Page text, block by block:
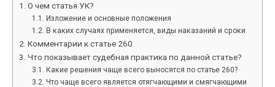
О чем статья УК?
Изложение и основные положения
В каких случаях применяется, виды наказаний и сроки
Комментарии к статье 260
Что показывает судебная практика по данной статье?
Какие решения чаще всего выносятся по статье 260?
Что чаще всего является отягчающими и смягчающими